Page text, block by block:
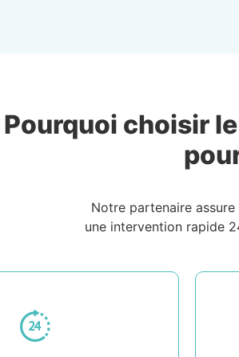
Pourquoi choisir
Notre partenaire
une intervention rapide